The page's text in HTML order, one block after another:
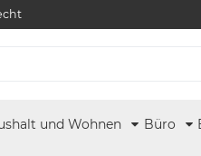
und Wohnen Büro